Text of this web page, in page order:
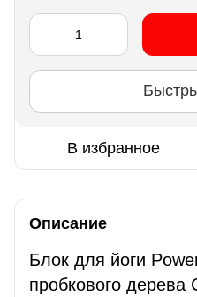
В избранное
Описание
Блок для йоги
пробкового дерева